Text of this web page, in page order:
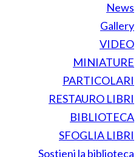
News
Gallery
VIDEO
MINIATURE
PARTICOLARI
RESTAURO LIBRI
BIBLIOTECA
SFOGLIA LIBRI
Sostieni la biblioteca